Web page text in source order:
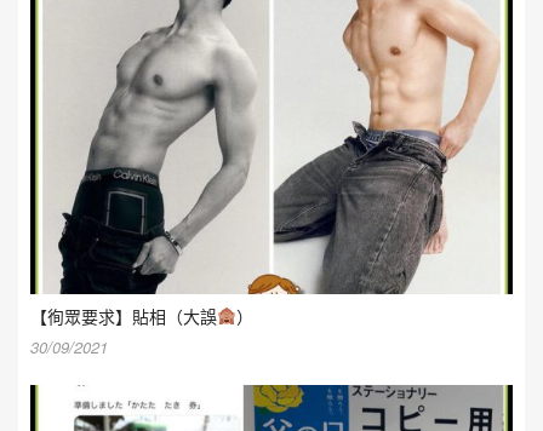
【徇眾要求】貼相（大誤 ）
30/09/2021